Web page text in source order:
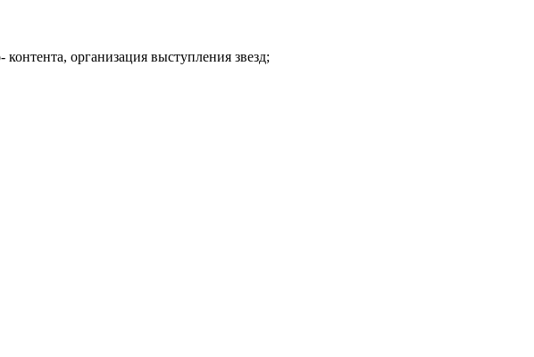
организация выступления звезд;